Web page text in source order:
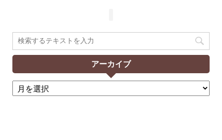
アーカイブ